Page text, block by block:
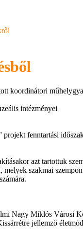
koordinátori
intézményei
fenntartási
azt tartottuk
melyek szakmai
Nagy Miklós Városi
jellemző